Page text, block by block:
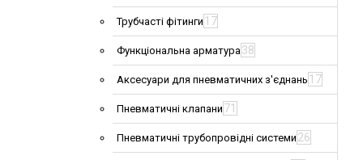
Трубчасті фітинги 17
Функціональна арматура38
Аксесуари для пневматичних з'єднань 17
Пневматичні клапани 71
Пневматичні трубопровідні системи 26